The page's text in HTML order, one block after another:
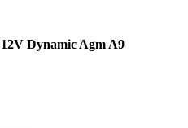
Dynamic Agm A9